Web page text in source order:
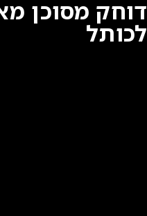
דוחק מסוכן
לכותל